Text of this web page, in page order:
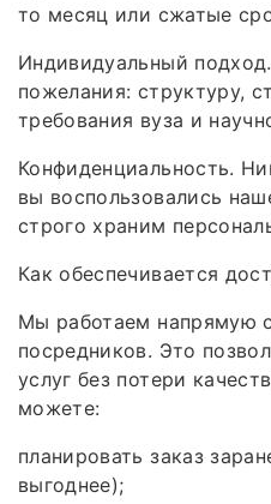
то месяц или сжатые
Индивидуальный
пожелания: структуру,
требования вуза и
Конфиденциальность.
вы воспользовались
строго храним
Как обеспечивается
Мы работаем напрямую
посредников. Это
услуг без потери
можете:
планировать заказ
выгоднее);